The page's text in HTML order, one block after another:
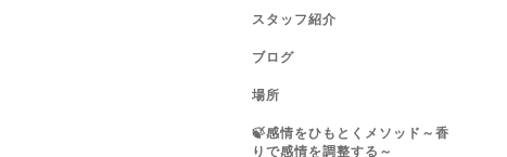
スタッフ紹介
ブログ
場所
🍃感情をひもとくメソッド～香
りで感情を調整する～